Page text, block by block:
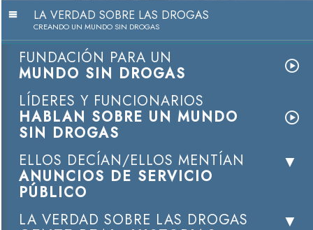
LA VERDAD SOBRE LAS DROGAS
CREANDO UN MUNDO SIN DROGAS
FUNDACIÓN PARA UN
MUNDO SIN DROGAS
LÍDERES Y FUNCIONARIOS
HABLAN SOBRE UN MUNDO
SIN DROGAS
ELLOS DECÍAN/ELLOS MENTÍAN
ANUNCIOS DE SERVICIO
PÚBLICO
LA VERDAD SOBRE LAS DROGAS